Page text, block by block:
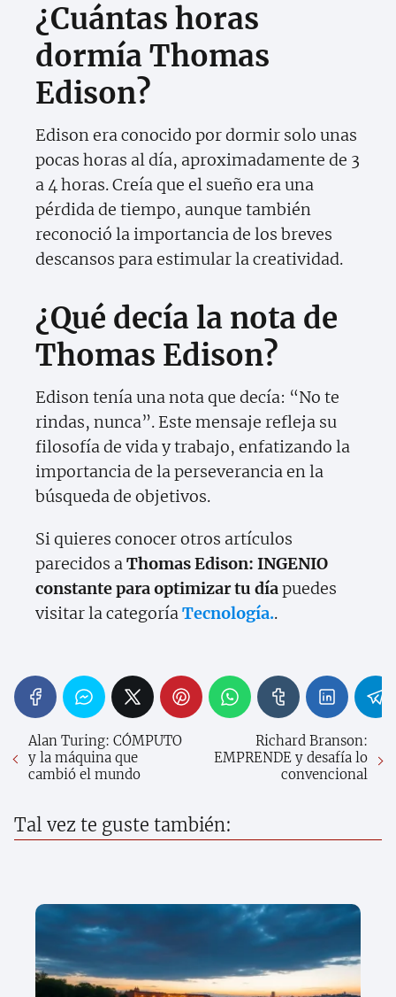
¿Cuántas horas
dormía Thomas
Edison?
Edison era conocido por dormir solo unas
pocas horas al día, aproximadamente de 3
a 4 horas. Creía que el sueño era una
pérdida de tiempo, aunque también
reconoció la importancia de los breves
descansos para estimular la creatividad.
¿Qué decía la nota de
Thomas Edison?
Edison tenía una nota que decía: “No te
rindas, nunca”. Este mensaje refleja su
filosofía de vida y trabajo, enfatizando la
importancia de la perseverancia en la
búsqueda de objetivos.
Si quieres conocer otros artículos
parecidos aThomas Edison: INGENIO
constante para optimizar tu díapuedes
visitar la categoríaTecnología..
Alan Turing: CÓMPUTO
y la máquina que
cambió el mundo
Richard Branson:
EMPRENDE y desafía lo
convencional
Tal vez te guste también: